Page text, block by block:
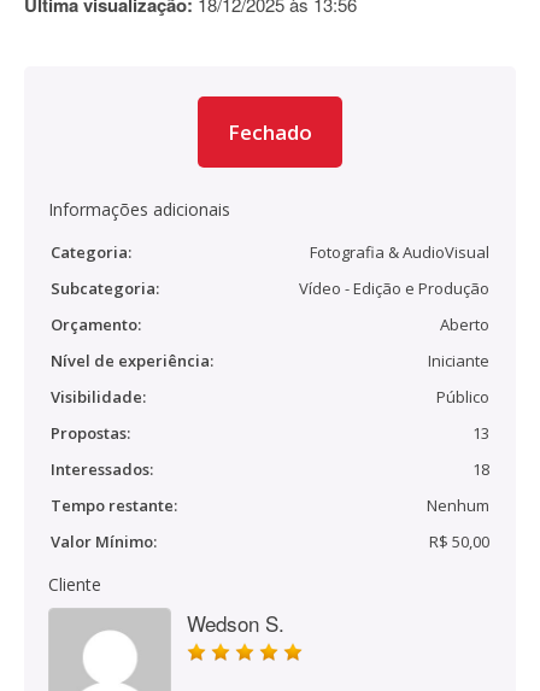
Fechado
Informações adicionais
Categoria:
Fotografia & AudioVisual
Subcategoria:
Vídeo - Edição e Produção
Orçamento:
Aberto
Nível de experiência:
Iniciante
Visibilidade:
Público
Propostas:
13
Interessados:
18
Tempo restante:
Nenhum
Valor Mínimo:
R$ 50,00
Cliente
Wedson S.